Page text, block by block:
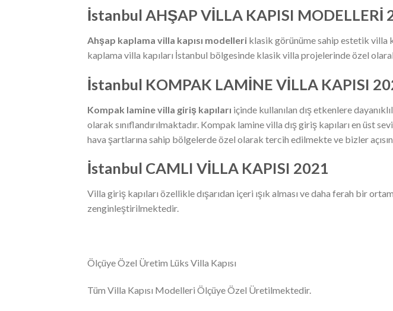
İstanbul AHŞAP VİLLA KAPISI MODELLERİ
Ahşap kaplama villa kapısı modelleri klasik görünüme sahip estetik villa
kaplama villa kapıları İstanbul bölgesinde klasik villa projelerinde özel
İstanbul KOMPAK LAMİNE VİLLA KAPISI
Kompak lamine villa giriş kapıları içinde kullanılan dış etkenlere
olarak sınıflandırılmaktadır. Kompak lamine villa dış giriş kapıları en üst
hava şartlarına sahip bölgelerde özel olarak tercih edilmekte ve bizler
İstanbul CAMLI VİLLA KAPISI 2021
Villa giriş kapıları özellikle dışarıdan içeri ışık alması ve daha ferah bir
zenginleştirilmektedir.
Ölçüye Özel Üretim Lüks Villa Kapısı
Tüm Villa Kapısı Modelleri Ölçüye Özel Üretilmektedir.